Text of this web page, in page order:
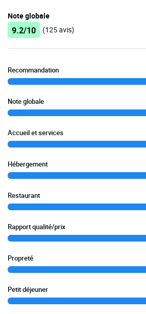
Note globale
9.2/10 (125 avis)
Recommandation
Note globale
Accueil et services
Hébergement
Restaurant
Rapport qualité/prix
Propreté
Petit déjeuner